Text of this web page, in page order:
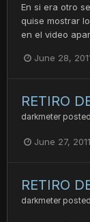
En si era otro
quise mostrar
en el video
June 28,
RETIRO
darkmeter
June 27, 2011
RETIRO
darkmeter